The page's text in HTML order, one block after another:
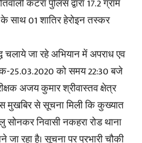
कटरा पुलिस द्वारा 17.2 ग्राम
साथ 01 शातिर हेरोइन तस्कर
चलाये जा रहे अभियान में अपराध एव
25.03.2020 को समय 22:30 बजे
अजय कुमार श्रीवास्तव क्षेत्र
मुखबिर से सूचना मिली कि कुख्यात
निवासी नकहरा रोड थाना
रहा है। सूचना पर प्रभारी चौकी